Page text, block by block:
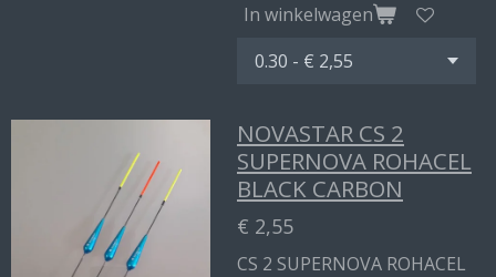
In winkelwagen
NOVASTAR CS 2
SUPERNOVA ROHACEL
BLACK CARBON
€ 2,55
CS 2 SUPERNOVA ROHACEL